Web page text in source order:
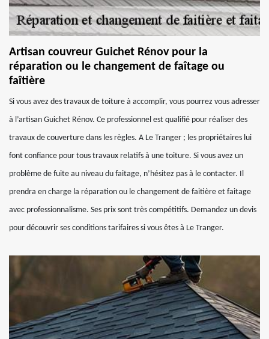
Artisan couvreur Guichet Rénov pour la
réparation ou le changement de faîtage ou
faîtière
Si vous avez des travaux de toiture à accomplir, vous pourrez vous adresser
à l’artisan Guichet Rénov. Ce professionnel est qualifié pour réaliser des
travaux de couverture dans les règles. A Le Tranger ; les propriétaires lui
font confiance pour tous travaux relatifs à une toiture. Si vous avez un
problème de fuite au niveau du faitage, n’hésitez pas à le contacter. Il
prendra en charge la réparation ou le changement de faitière et faitage
avec professionnalisme. Ses prix sont très compétitifs. Demandez un devis
pour découvrir ses conditions tarifaires si vous êtes à Le Tranger.